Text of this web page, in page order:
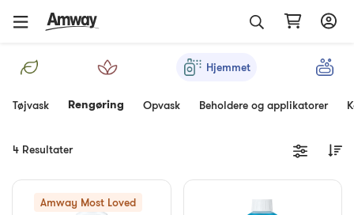
Hjemmet
Tøjvask Rengøring Opvask Beholdere og applikatorer
4 Resultater
Amway Most Loved